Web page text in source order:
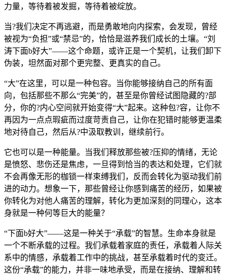
力量，等待着被发掘，等待着被绽放。
当?我们决定不再逃避，而是勇敢地向内探索，会发现，曾经
被视为“负担”或“禁忌”的，恰恰是滋养我们成长的土壤。“刘
涛下面b好大”——这个命题，或许正是一个契机，让我们卸下
伪装，坦然面对那个更完整、更真实的自己。
“大”在这里，可以是一种包容。当你能够接纳自己的所有面
向，包括那些不那么“完美”的，甚至是你曾经试图隐藏的?部
分，你的?内心空间就开始变得“大”起来。这种包?容，让你不
再因为一点点瑕疵而过度苛责自己，让你在犯错时能够更温柔
地对待自己，然后从?中汲取教训，继续前行。
它也可以是一种能量。当我们释放那些被?压抑的情绪，无论
是愤怒、悲伤还是焦虑，一旦得到恰当的表达和处理，它们就
不会再像无形的枷锁一样束缚我们，反而会转化为驱动我们前
进的动力。想象一下，那些曾经让你感到痛苦的经历，如果被
你转化为对他人痛苦的理解，转化为更加深刻的同理心，这本
身就是一种何等巨大的能量？
“下面b好大”——这是一种关于“承载”的智慧。生命本身就是
一个不断承载的过程。我们承载着家庭的责任，承载着人际关
系中的情感，承载着工作中的挑战，甚至承载着时代的变迁。
这份“承载”的能力，并非一味地承受，而是在接纳、理解和转